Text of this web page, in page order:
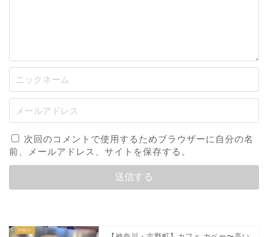
次回のコメントで使用するためブラウザーに自分の名
前、メールアドレス、サイトを保存する。